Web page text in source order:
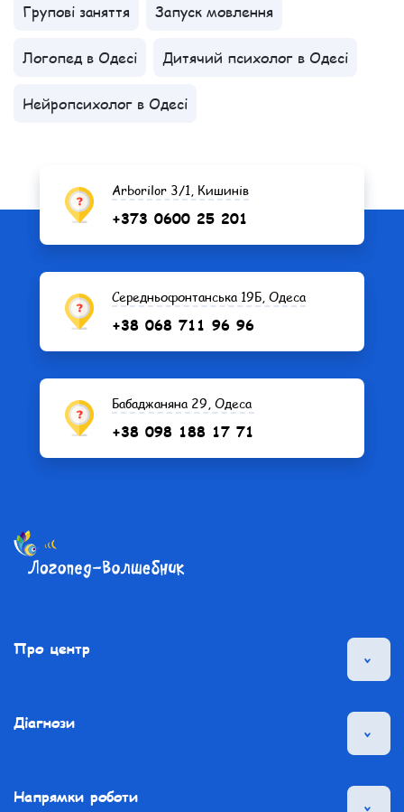
Групові заняття Запуск мовлення
Логопед в Одесі Дитячий психолог в Одесі
Нейропсихолог в Одесі
Arborilor 3/1, Кишинів
+373 0600 25 201
Середньофонтанська 19Б, Одеса
+38 068 711 96 96
Бабаджаняна 29, Одеса
+38 098 188 17 71
Про центр
Діагнози
Напрямки роботи